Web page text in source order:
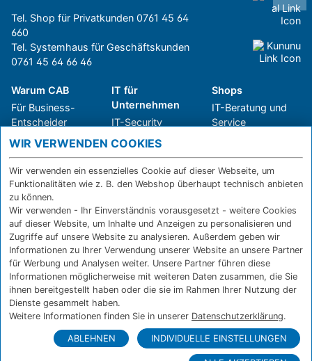
Tel. Shop für Privatkunden 0761 45 64
660
Tel. Systemhaus für Geschäftskunden
0761 45 64 66 46
Warum CAB
Für Business-
Entscheider
Für IT-Leiter
Für Privatkunden
Erfolgsgeschichte
n
Branchen
IT für
Unternehmen
IT-Security
IT-Infrastruktur
IT-Service
Softwarelösungen
WLAN-Lösungen
Shops
IT-Beratung und
Service
Versand- und
Zahlarten
Widerruf
Über CAB
Karriere
Sponsoring
Partner
News
Kontakt
IMPRESSUM
DATENSCHUTZ
FERNWARTUNG
WIR VERWENDEN COOKIES
Wir verwenden ein essenzielles Cookie auf dieser Webseite, um
Funktionalitäten wie z. B. den Webshop überhaupt technisch anbieten
zu können.
Wir verwenden - Ihr Einverständnis vorausgesetzt - weitere Cookies
auf dieser Website, um Inhalte und Anzeigen zu personalisieren und
Zugriffe auf unsere Website zu analysieren. Außerdem geben wir
Informationen zu Ihrer Verwendung unserer Website an unsere Partner
für Werbung und Analysen weiter. Unsere Partner führen diese
Informationen möglicherweise mit weiteren Daten zusammen, die Sie
ihnen bereitgestellt haben oder die sie im Rahmen Ihrer Nutzung der
Dienste gesammelt haben.
Weitere Informationen finden Sie in unserer Datenschutzerklärung.
ABLEHNEN INDIVIDUELLE EINSTELLUNGEN